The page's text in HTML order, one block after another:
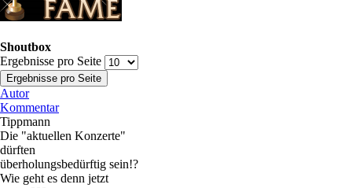
Shoutbox
Ergebnisse pro Seite
Autor
Kommentar
Tippmann
Die "aktuellen Konzerte"
dürften
überholungsbedürftig sein!?
Wie geht es denn jetzt